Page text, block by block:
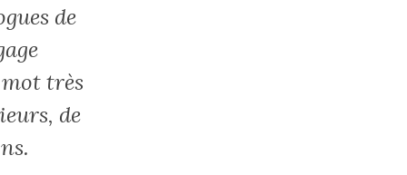
de
très
de